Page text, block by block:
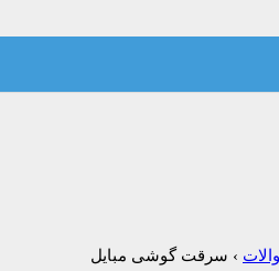
› سرقت گوشی مبایل